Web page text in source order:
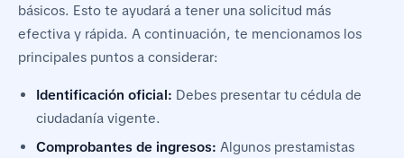
básicos. Esto te ayudará a tener una solicitud más
efectiva y rápida. A continuación, te mencionamos los
principales puntos a considerar:
Identificación oficial: Debes presentar tu cédula de
ciudadanía vigente.
Comprobantes de ingresos: Algunos prestamistas